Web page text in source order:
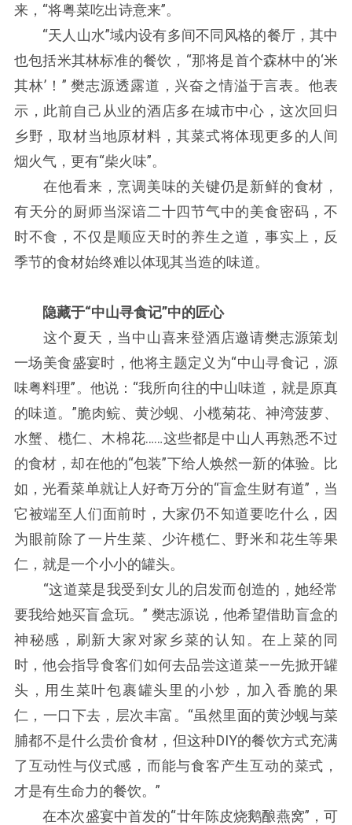
来，“将粤菜吃出诗意来”。
“天人山水”域内设有多间不同风格的餐厅，其中
也包括米其林标准的餐饮，“那将是首个森林中的‘米
其林’！” 樊志源透露道，兴奋之情溢于言表。他表
示，此前自己从业的酒店多在城市中心，这次回归
乡野，取材当地原材料，其菜式将体现更多的人间
烟火气，更有“柴火味”。
在他看来，烹调美味的关键仍是新鲜的食材，
有天分的厨师当深谙二十四节气中的美食密码，不
时不食，不仅是顺应天时的养生之道，事实上，反
季节的食材始终难以体现其当造的味道。
隐藏于“中山寻食记”中的匠心
这个夏天，当中山喜来登酒店邀请樊志源策划
一场美食盛宴时，他将主题定义为“中山寻食记，源
味粤料理”。他说：“我所向往的中山味道，就是原真
的味道。”脆肉鲩、黄沙蚬、小榄菊花、神湾菠萝、
水蟹、榄仁、木棉花……这些都是中山人再熟悉不过
的食材，却在他的“包装”下给人焕然一新的体验。比
如，光看菜单就让人好奇万分的“盲盒生财有道”，当
它被端至人们面前时，大家仍不知道要吃什么，因
为眼前除了一片生菜、少许榄仁、野米和花生等果
仁，就是一个小小的罐头。
“这道菜是我受到女儿的启发而创造的，她经常
要我给她买盲盒玩。” 樊志源说，他希望借助盲盒的
神秘感，刷新大家对家乡菜的认知。在上菜的同
时，他会指导食客们如何去品尝这道菜——先掀开罐
头，用生菜叶包裹罐头里的小炒，加入香脆的果
仁，一口下去，层次丰富。“虽然里面的黄沙蚬与菜
脯都不是什么贵价食材，但这种DIY的餐饮方式充满
了互动性与仪式感，而能与食客产生互动的菜式，
才是有生命力的餐饮。”
在本次盛宴中首发的“廿年陈皮烧鹅酿燕窝”，可